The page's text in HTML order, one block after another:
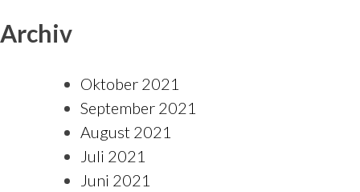
Archiv
Oktober 2021
September 2021
August 2021
Juli 2021
Juni 2021